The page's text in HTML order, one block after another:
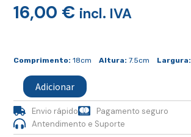
16,00 € incl. IVA
Comprimento: 18cm Altura: 7.5cm Largura:
Tigela
Pequena
TurquesaAdicionar
Envio rápido
Pagamento seguro
Antendimento e Suporte